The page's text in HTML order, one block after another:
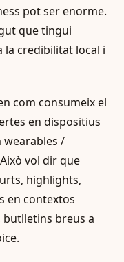
pot ser enorme.
que tingui
la credibilitat local i
com consumeix el
en dispositius
wearables /
vol dir que
highlights,
en contextos
breus a